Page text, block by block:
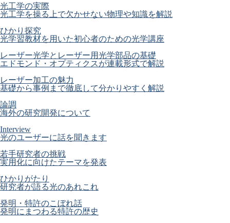
光工学の実際
光工学を操る上で欠かせない物理や知識を解説
ひかり探究
光学習教材を用いた初心者のための光学講座
レーザー光学とレーザー用光学部品の基礎
エドモンド・オプティクスが連載形式で解説
レーザー加工の魅力
基礎から事例まで徹底して分かりやすく解説
論調
海外の研究開発について
Interview
光のユーザーに話を聞きます
若手研究者の挑戦
実用化に向けたテーマを発表
ひかりがたり
研究者が語る光のあれこれ
発明・特許のこぼれ話
発明にまつわる特許の歴史